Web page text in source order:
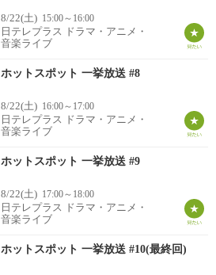
8/22(土) 15:00～16:00
日テレプラス ドラマ・アニメ・
音楽ライブ
ホットスポット 一挙放送 #8
8/22(土) 16:00～17:00
日テレプラス ドラマ・アニメ・
音楽ライブ
ホットスポット 一挙放送 #9
8/22(土) 17:00～18:00
日テレプラス ドラマ・アニメ・
音楽ライブ
ホットスポット 一挙放送 #10(最終回)